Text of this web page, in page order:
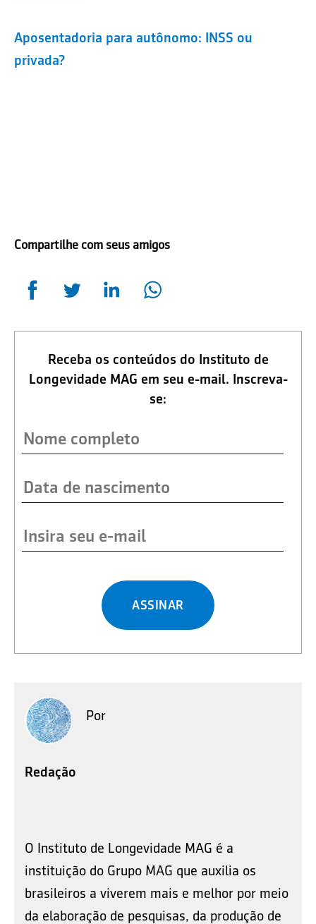
Aposentadoria para autônomo: INSS ou
privada?
Compartilhe com seus amigos
Receba os conteúdos do Instituto de
Longevidade MAG em seu e-mail. Inscreva-
se:
ASSINAR
Por
Redação
O Instituto de Longevidade MAG é a
instituição do Grupo MAG que auxilia os
brasileiros a viverem mais e melhor por meio
da elaboração de pesquisas, da produção de